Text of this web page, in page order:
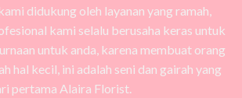
didukung oleh layanan yang ramah,
kami selalu berusaha keras untuk
untuk anda, karena membuat orang
hal kecil, ini adalah seni dan gairah yang
pertama Alaira Florist.